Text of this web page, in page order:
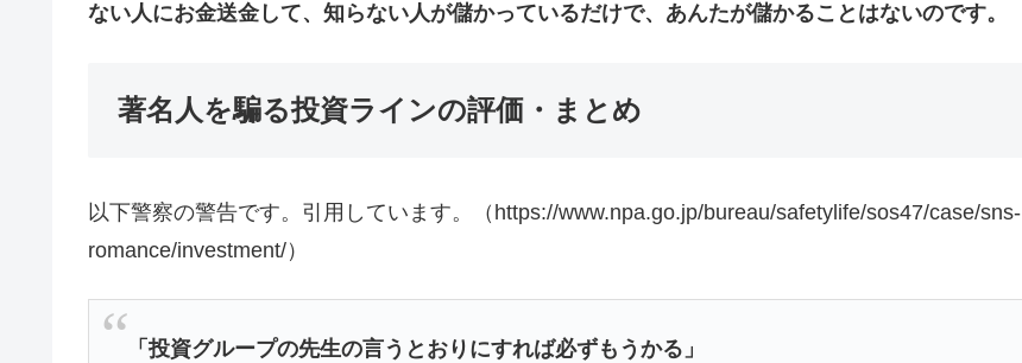
ない人にお金送金して、知らない人が儲かっているだけで、あんたが儲かることはないのです。
著名人を騙る投資ラインの評価・まとめ
以下警察の警告です。引用しています。（https://www.npa.go.jp/bureau/safetylife/sos47/case/sns-
romance/investment/）
「投資グループの先生の言うとおりにすれば必ずもうかる」